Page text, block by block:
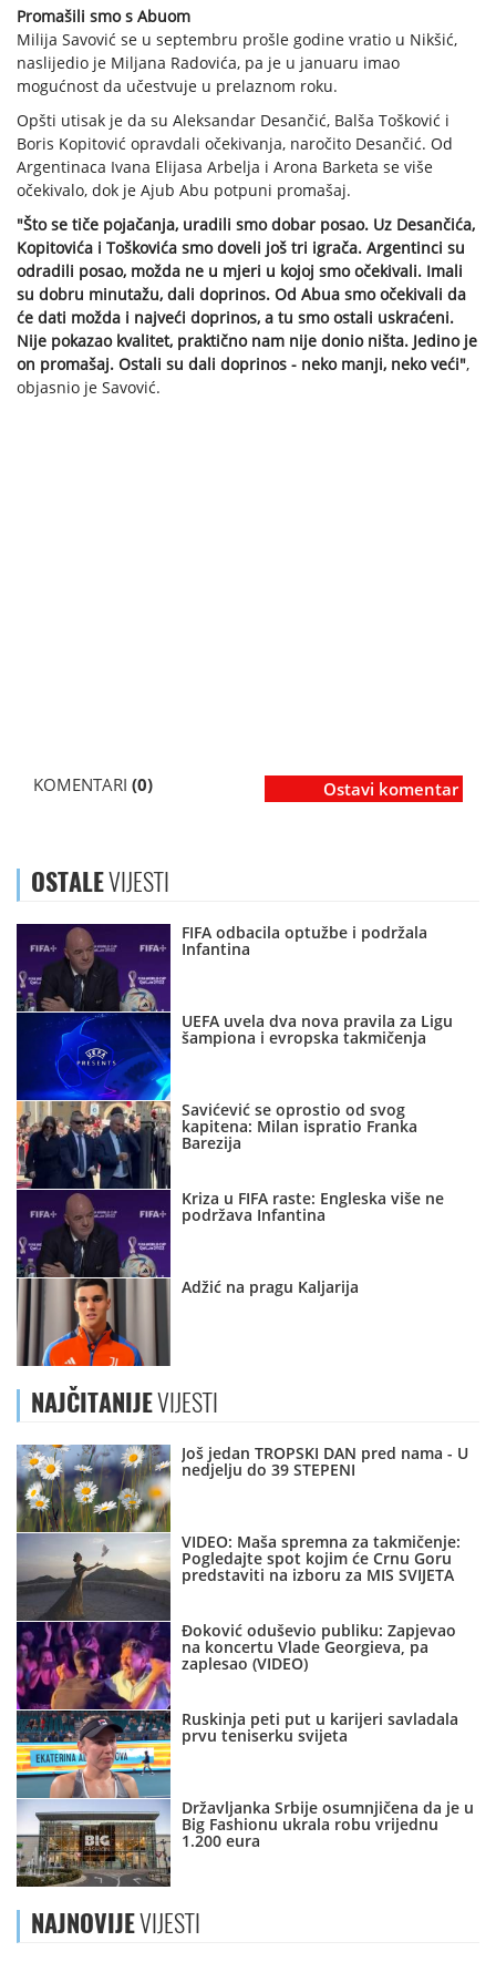
Promašili smo s Abuom
Milija Savović se u septembru prošle godine vratio u Nikšić,
naslijedio je Miljana Radovića, pa je u januaru imao
mogućnost da učestvuje u prelaznom roku.
Opšti utisak je da su Aleksandar Desančić, Balša Tošković i
Boris Kopitović opravdali očekivanja, naročito Desančić. Od
Argentinaca Ivana Elijasa Arbelja i Arona Barketa se više
očekivalo, dok je Ajub Abu potpuni promašaj.
"Što se tiče pojačanja, uradili smo dobar posao. Uz Desančića,
Kopitovića i Toškovića smo doveli još tri igrača. Argentinci su
odradili posao, možda ne u mjeri u kojoj smo očekivali. Imali
su dobru minutažu, dali doprinos. Od Abua smo očekivali da
će dati možda i najveći doprinos, a tu smo ostali uskraćeni.
Nije pokazao kvalitet, praktično nam nije donio ništa. Jedino je
on promašaj. Ostali su dali doprinos - neko manji, neko veći",
objasnio je Savović.
KOMENTARI (0) Ostavi komentar
OSTALEVIJESTI
FIFA odbacila optužbe i podržala
Infantina
UEFA uvela dva nova pravila za Ligu
šampiona i evropska takmičenja
Savićević se oprostio od svog
kapitena: Milan ispratio Franka
Barezija
Kriza u FIFA raste: Engleska više ne
podržava Infantina
Adžić na pragu Kaljarija
NAJČITANIJEVIJESTI
Još jedan TROPSKI DAN pred nama - U
nedjelju do 39 STEPENI
VIDEO: Maša spremna za takmičenje:
Pogledajte spot kojim će Crnu Goru
predstaviti na izboru za MIS SVIJETA
Đoković oduševio publiku: Zapjevao
na koncertu Vlade Georgieva, pa
zaplesao (VIDEO)
Ruskinja peti put u karijeri savladala
prvu teniserku svijeta
Državljanka Srbije osumnjičena da je u
Big Fashionu ukrala robu vrijednu
1.200 eura
NAJNOVIJEVIJESTI